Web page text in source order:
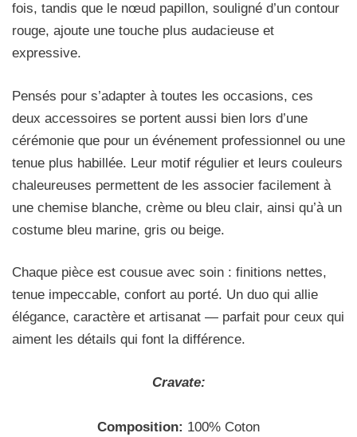
fois, tandis que le nœud papillon, souligné d’un contour
rouge, ajoute une touche plus audacieuse et
expressive.
Pensés pour s’adapter à toutes les occasions, ces
deux accessoires se portent aussi bien lors d’une
cérémonie que pour un événement professionnel ou une
tenue plus habillée. Leur motif régulier et leurs couleurs
chaleureuses permettent de les associer facilement à
une chemise blanche, crème ou bleu clair, ainsi qu’à un
costume bleu marine, gris ou beige.
Chaque pièce est cousue avec soin : finitions nettes,
tenue impeccable, confort au porté. Un duo qui allie
élégance, caractère et artisanat — parfait pour ceux qui
aiment les détails qui font la différence.
Cravate:
Composition: 100% Coton